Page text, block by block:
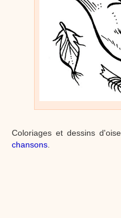
Loisirs créatifs
enseignants et
graphisme.
Vidéos Stéphyprod :
Loisirs créatifs
outils de ta
Coloriages et dessins
chansons